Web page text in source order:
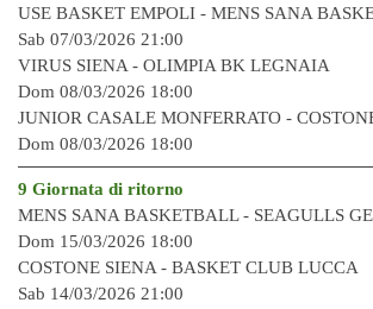
USE BASKET EMPOLI - MENS SANA
Sab 07/03/2026 21:00
VIRUS SIENA - OLIMPIA BK LEGNAIA
Dom 08/03/2026 18:00
JUNIOR CASALE MONFERRATO -
Dom 08/03/2026 18:00
9 Giornata di ritorno
MENS SANA BASKETBALL - SEAGULLS
Dom 15/03/2026 18:00
COSTONE SIENA - BASKET CLUB LUCCA
Sab 14/03/2026 21:00